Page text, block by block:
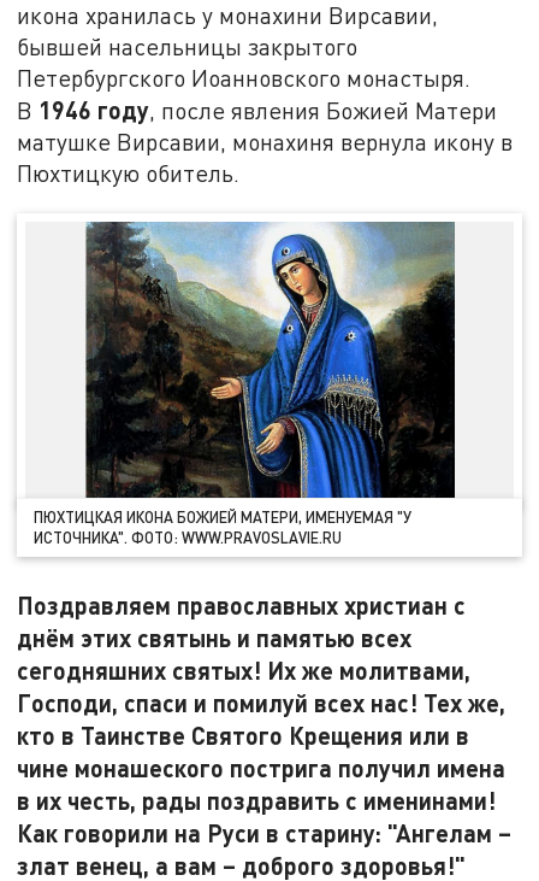
икона хранилась у монахини Вирсавии,
бывшей насельницы закрытого
Петербургского Иоанновского монастыря.
В 1946 году, после явления Божией Матери
матушке Вирсавии, монахиня вернула икону в
Пюхтицкую обитель.
ПЮХТИЦКАЯ ИКОНА БОЖИЕЙ МАТЕРИ, ИМЕНУЕМАЯ "У
ИСТОЧНИКА". ФОТО: WWW.PRAVOSLAVIE.RU
Поздравляем православных христиан с
днём этих святынь и памятью всех
сегодняшних святых! Их же молитвами,
Господи, спаси и помилуй всех нас! Тех же,
кто в Таинстве Святого Крещения или в
чине монашеского пострига получил имена
в их честь, рады поздравить с именинами!
Как говорили на Руси в старину: "Ангелам –
злат венец, а вам – доброго здоровья!"